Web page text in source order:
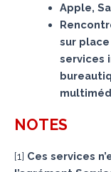
Apple,
sur
services
NOTES
[1] Ces services